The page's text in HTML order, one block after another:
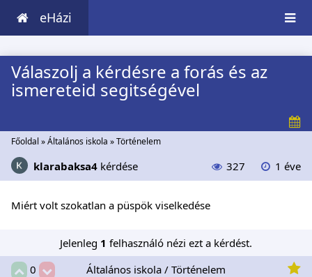
eHázi
Válaszolj a kérdésre a forás és az
ismereteid segitségével
Főoldal »Általános iskola »Történelem
klarabaksa4 kérdése 327 1 éve
Miért volt szokatlan a püspök viselkedése
Jelenleg 1 felhasználó nézi ezt a kérdést.
0
Általános iskola / Történelem